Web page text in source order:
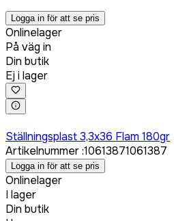
Logga in för att se pris
Onlinelager
På väg in
Din butik
Ej i lager
Ställningsplast 3,3x36 Flam 180gr
Artikelnummer:10613871061387
Logga in för att se pris
Onlinelager
I lager
Din butik